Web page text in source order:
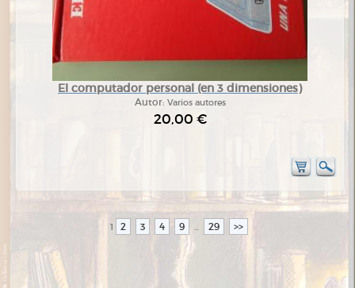
El computador personal (en 3 dimensiones)
Autor: Varios autores
20,00 €
1 2 3 4 9 ... 29 >>